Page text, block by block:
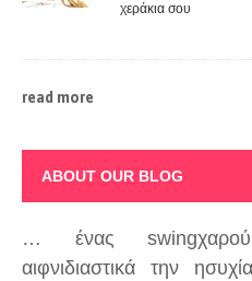
χεράκια σου
read more
ABOUT OUR BLOG
… ένας
αιφνιδιαστικά την